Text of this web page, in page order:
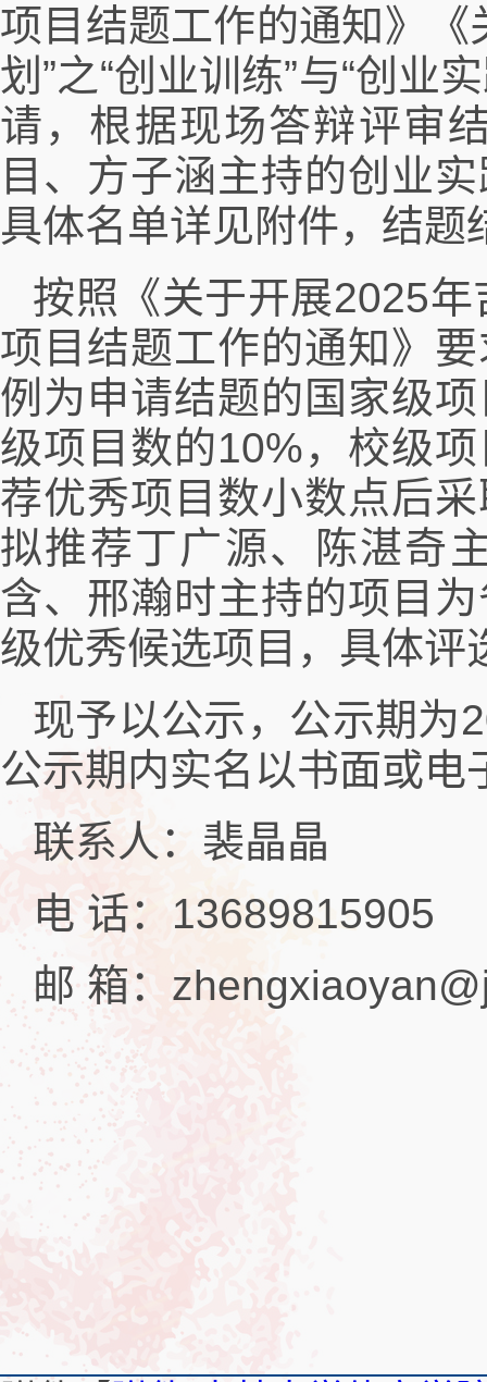
项目结题工作的通知》
划”之“创业训练”与“创业
请，根据现场答辩评审
目、方子涵主持的创业
具体名单详见附件，结题
按照《关于开展2025年
项目结题工作的通知》
例为申请结题的国家级
级项目数的10%，校级
荐优秀项目数小数点后
拟推荐丁广源、陈湛奇
含、邢瀚时主持的项目
级优秀候选项目，具体评
现予以公示，公示期为
公示期内实名以书面或
联系人：裴晶晶
电 话：13689815905
邮 箱：